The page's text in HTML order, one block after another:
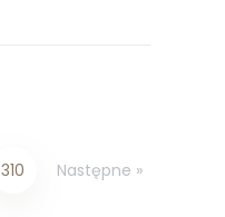
310 Następne »